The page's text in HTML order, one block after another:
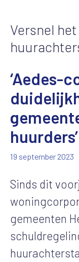
Versnel
‘Aedes-
huurders’
19 september 2023
Sinds dit
gemeenten